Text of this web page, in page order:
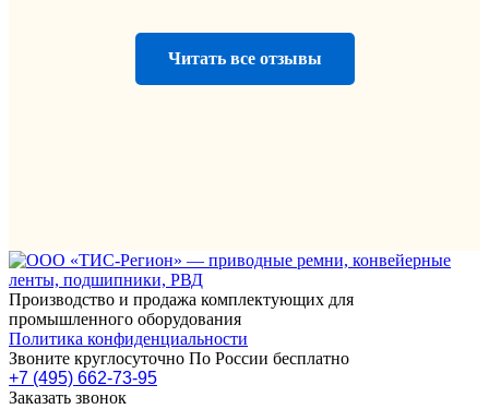
Читать все отзывы
Производство и продажа комплектующих для
промышленного оборудования
Политика конфиденциальности
Звоните круглосуточно По России бесплатно
+7 (495) 662-73-95
Заказать звонок